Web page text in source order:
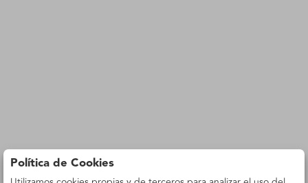
Política de Cookies